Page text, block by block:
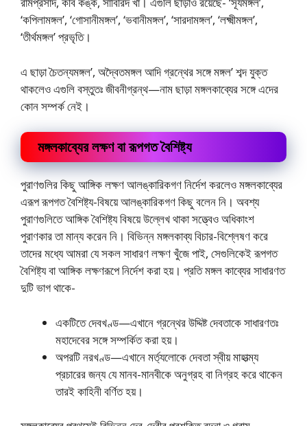
‘কপিলামঙ্গল’, ‘গােসানীমঙ্গল’, ‘ভবানীমঙ্গল’, ‘সারদামঙ্গল’, ‘লক্ষ্মীমঙ্গল’,
‘তীর্থমঙ্গল’ প্রভৃতি।
এ ছাড়া চৈতন্যমঙ্গল’, অদ্বৈতমঙ্গল আদি গ্রন্থের সঙ্গে মঙ্গল’ শব্দ যুক্ত
থাকলেও এগুলি বস্তুতঃ জীবনীগ্রন্থ—নাম ছাড়া মঙ্গলকাব্যের সঙ্গে এদের
কোন সম্পর্ক নেই।
মঙ্গলকাব্যের লক্ষণ বা রূপগত বৈশিষ্ট্য
পুরাণগুলির কিছু আঙ্গিক লক্ষণ আলঙ্কারিকগণ নির্দেশ করলেও মঙ্গলকাব্যের
এরূপ রূপগত বৈশিষ্ট্য-বিষয়ে আলঙ্কারিকগণ কিছু বলেন নি। অবশ্য
পুরাণগুলিতে আঙ্গিক বৈশিষ্ট্য বিষয়ে উল্লেখ থাকা সত্ত্বেও অধিকাংশ
পুরাণকার তা মান্য করেন নি। বিভিন্ন মঙ্গলকাব্য বিচার-বিশ্লেষণ করে
তাদের মধ্যে আমরা যে সকল সাধারণ লক্ষণ খুঁজে পাই, সেগুলিকেই রূপগত
বৈশিষ্ট্য বা আঙ্গিক লক্ষণরূপে নির্দেশ করা হয়। প্রতি মঙ্গল কাব্যের সাধারণত
দুটি ভাগ থাকে-
একটিতে দেবখণ্ড—এখানে গ্রন্থের উদ্দিষ্ট দেবতাকে সাধারণতঃ
মহাদেবের সঙ্গে সম্পর্কিত করা হয়।
অপরটি নরখণ্ড—এখানে মর্ত্যলােকে দেবতা স্বীয় মাহাত্ম্য
প্রচারের জন্য যে মানব-মানবীকে অনুগ্রহ বা নিগ্রহ করে থাকেন
তারই কাহিনী বর্ণিত হয়।